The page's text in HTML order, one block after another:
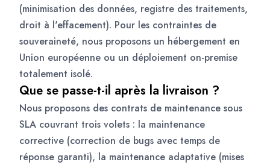
(minimisation des données, registre des traitements,
droit à l'effacement). Pour les contraintes de
souveraineté, nous proposons un hébergement en
Union européenne ou un déploiement on-premise
totalement isolé.
Que se passe-t-il après la livraison ?
Nous proposons des contrats de maintenance sous
SLA couvrant trois volets : la maintenance
corrective (correction de bugs avec temps de
réponse garanti), la maintenance adaptative (mises